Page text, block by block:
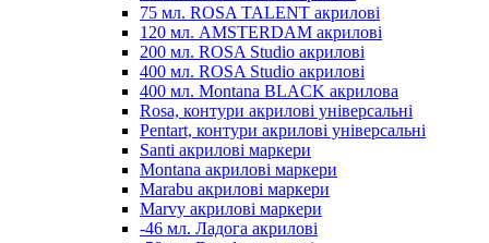
75 мл. ROSA TALENT акрилові
120 мл. AMSTERDAM акрилові
200 мл. ROSA Studio акрилові
400 мл. ROSA Studio акрилові
400 мл. Montana BLACK акрилова
Rosa, контури акрилові універсальні
Pentart, контури акрилові універсальні
Santi акрилові маркери
Montana акрилові маркери
Marabu акрилові маркери
Marvy акрилові маркери
-46 мл. Ладога акрилові